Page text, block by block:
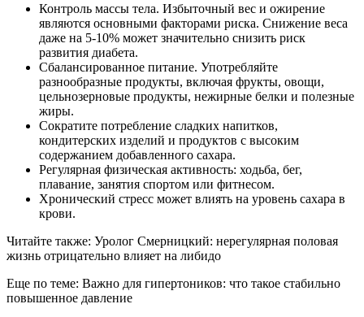
Контроль массы тела. Избыточный вес и ожирение
являются основными факторами риска. Снижение веса
даже на 5-10% может значительно снизить риск
развития диабета.
Сбалансированное питание. Употребляйте
разнообразные продукты, включая фрукты, овощи,
цельнозерновые продукты, нежирные белки и полезные
жиры.
Сократите потребление сладких напитков,
кондитерских изделий и продуктов с высоким
содержанием добавленного сахара.
Регулярная физическая активность: ходьба, бег,
плавание, занятия спортом или фитнесом.
Хронический стресс может влиять на уровень сахара в
крови.
Читайте также: Уролог Смерницкий: нерегулярная половая
жизнь отрицательно влияет на либидо
Еще по теме: Важно для гипертоников: что такое стабильно
повышенное давление